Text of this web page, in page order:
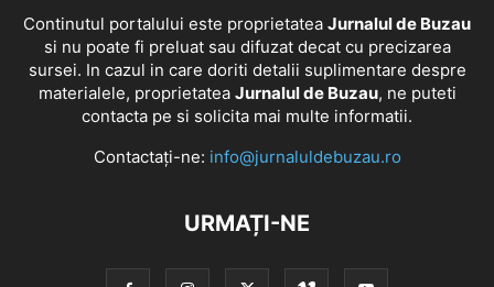
Continutul portalului este proprietatea Jurnalul de Buzau
si nu poate fi preluat sau difuzat decat cu precizarea
sursei. In cazul in care doriti detalii suplimentare despre
materialele, proprietatea Jurnalul de Buzau, ne puteti
contacta pe si solicita mai multe informatii.
Contactați-ne: info@jurnaluldebuzau.ro
URMAȚI-NE